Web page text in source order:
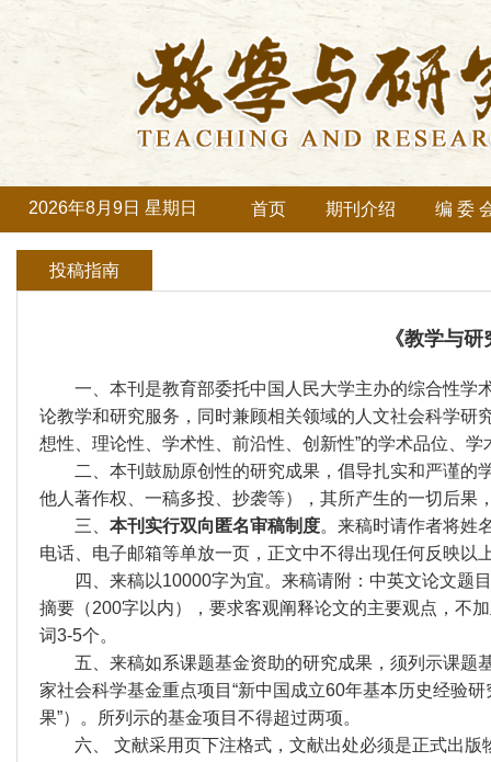
2026年8月9日 星期日 首页 期刊介绍 编 委
投稿指南
《教学与
一、本刊是教育部委托中国人民大学主办的综合性学
论教学和研究服务，同时兼顾相关领域的人文社会科学研
想性、理论性、学术性、前沿性、创新性”的学术品位、学
二、本刊鼓励原创性的研究成果，倡导扎实和严谨的
他人著作权、一稿多投、抄袭等），其所产生的一切后果
三、 本刊实行双向匿名审稿制度。来稿时请作者将姓
电话、电子邮箱等单放一页，正文中不得出现任何反映以
四、来稿以10000字为宜。来稿请附：中英文论文题
摘要（200字以内），要求客观阐释论文的主要观点，不
词3-5个。
五、来稿如系课题基金资助的研究成果，须列示课题
家社会科学基金重点项目“新中国成立60年基本历史经验
果”）。所列示的基金项目不得超过两项。
六、 文献采用页下注格式，文献出处必须是正式出版